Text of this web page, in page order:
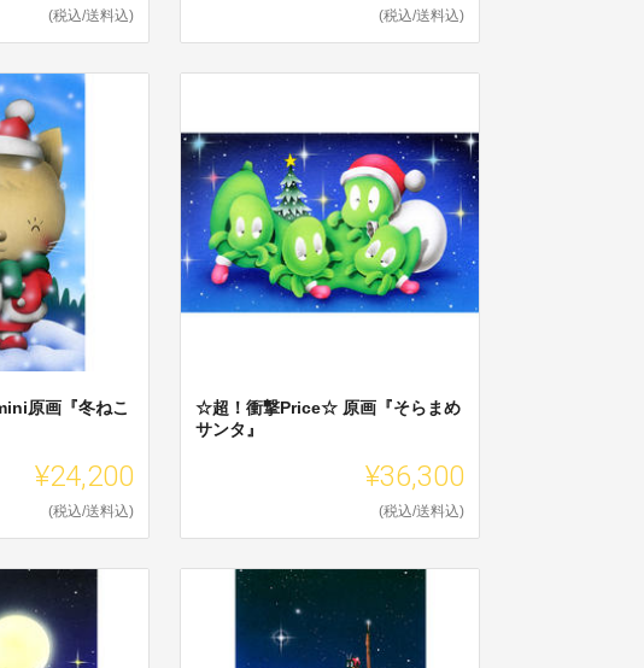
(税込/送料込) (税込/送料込)
原画『冬ねこ
¥24,200
(税込/送料込)
☆超！衝撃Price☆ 原画『そらまめ
サンタ』
¥36,300
(税込/送料込)